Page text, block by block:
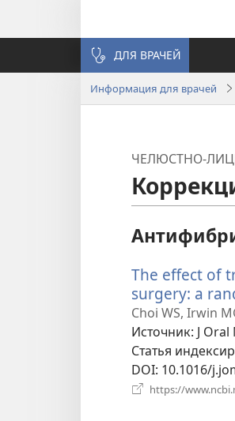
ДЛЯ ВРАЧЕЙ
Информация для врачей
ЧЕЛЮСТНО-
The effect of
surgery: a
Choi WS, Irwin
Источник‎: J
Статья
DOI‎: 10.1016/
https://